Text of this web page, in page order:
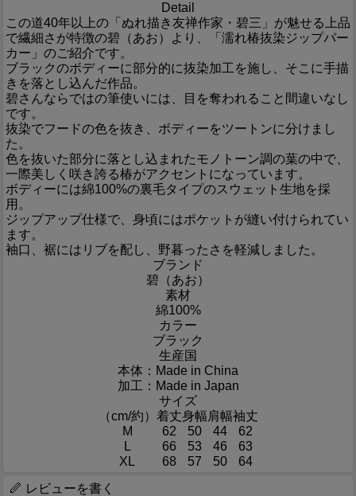
Detail
この道40年以上の「ぬれ描き友禅作家・碧三」が魅せる上品
で繊細さが特徴の碧（あお）より、「濡れ椿抜染ジップパー
カー」のご紹介です。
ブラックのボディーに部分的に抜染加工を施し、そこに手描
きを落とし込んだ作品。
碧さんならではの筆使いには、目を奪われること間違いなし
です。
抜染でフードの色を抜き、ボディーをツートンに分けまし
た。
色を抜いた部分に落とし込まれたモノトーン調の葉の中で、
一際美しく咲き誇る椿がアクセントになっています。
ボディーには綿100%の裏毛タイプのスウェット生地を採
用。
ジップアップ仕様で、身頃にはポケットが縫い付けられてい
ます。
袖口、裾にはリブを配し、野暮ったさを軽減しました。
ブランド
碧（あお）
素材
綿100%
カラー
ブラック
生産国
本体：Made in China
加工：Made in Japan
サイズ
（cm/約） 着丈身幅肩幅袖丈
M
62 50 44
62
L
66 53 46
63
XL
68 57 50
64
レビューを書く